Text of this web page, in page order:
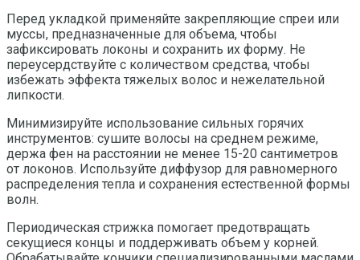
Перед укладкой применяйте закрепляющие спреи или
муссы, предназначенные для объема, чтобы
зафиксировать локоны и сохранить их форму. Не
переусердствуйте с количеством средства, чтобы
избежать эффекта тяжелых волос и нежелательной
липкости.
Минимизируйте использование сильных горячих
инструментов: сушите волосы на среднем режиме,
держа фен на расстоянии не менее 15-20 сантиметров
от локонов. Используйте диффузор для равномерного
распределения тепла и сохранения естественной формы
волн.
Периодическая стрижка помогает предотвращать
секущиеся концы и поддерживать объем у корней.